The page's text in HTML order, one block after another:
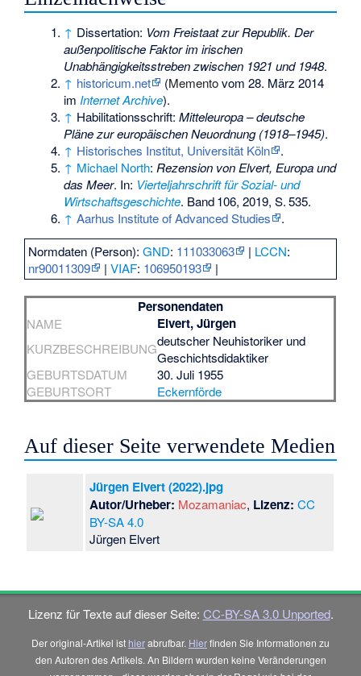
↑ Dissertation: Vom Freistaat zur Republik. Der
außenpolitische Faktor im irischen
Unabhängigkeitsstreben zwischen 1921 und 1948.
↑ historicum.net (Mementovom 28. März 2014
im Internet Archive).
↑ Habilitationsschrift:Mitteleuropa – deutsche
Pläne zur europäischen Neuordnung (1918–1945).
↑ Historisches Institut, Universität Köln
.
↑ Michael North: Rezension von Elvert, Europa und
das Meer. In: Vierteljahrschrift für Sozial- und
Wirtschaftsgeschichte. Band106, 2019,S.535.
↑ Aarhus Institute of Advanced Studies
.
Normdaten (Person):GND: 111033063 | LCCN:
nr90011309
|VIAF: 106950193 |
Personendaten
NAME Elvert, Jürgen
KURZBESCHREIBUNGdeutscher Neuhistoriker und
Geschichtsdidaktiker
GEBURTSDATUM
30. Juli 1955
GEBURTSORT
Eckernförde
Auf dieser Seite verwendete Medien
Jürgen Elvert (2022).jpg
Autor/Urheber: Mozamaniac, Lizenz: CC
BY-SA 4.0
Jürgen Elvert
Lizenz für Texte auf dieser Seite: CC-BY-SA 3.0 Unported.
Der original-Artikel ist hierabrufbar. Hierfinden Sie Informationen zu
den Autoren des Artikels. An Bildern wurden keine Veränderungen